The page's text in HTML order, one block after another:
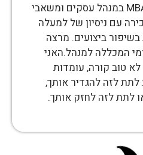
בעלת BA בתקשורת ו-MBA במנהל עסקים ומשאבי
עם ניסיון של למעלה
בשיפור ביצועים. מרצה
המכללה למנהל.האני
טוב קורה, עומדות
לזה להגדיר אותך,
לתת לזה לחזק אותך.